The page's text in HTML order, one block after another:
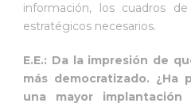
información, los cuadros
estratégicos necesarios.
E.E.: Da la impresión de
más democratizado. ¿Ha
una mayor